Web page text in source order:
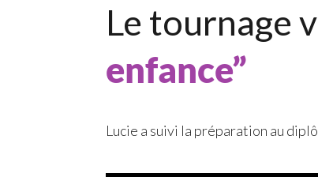
Le tournage
enfance”
Lucie a suivi la préparation au